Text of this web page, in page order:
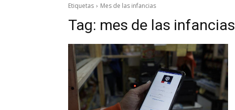
Etiquetas Mes de las infancias
Tag: mes de las infancias